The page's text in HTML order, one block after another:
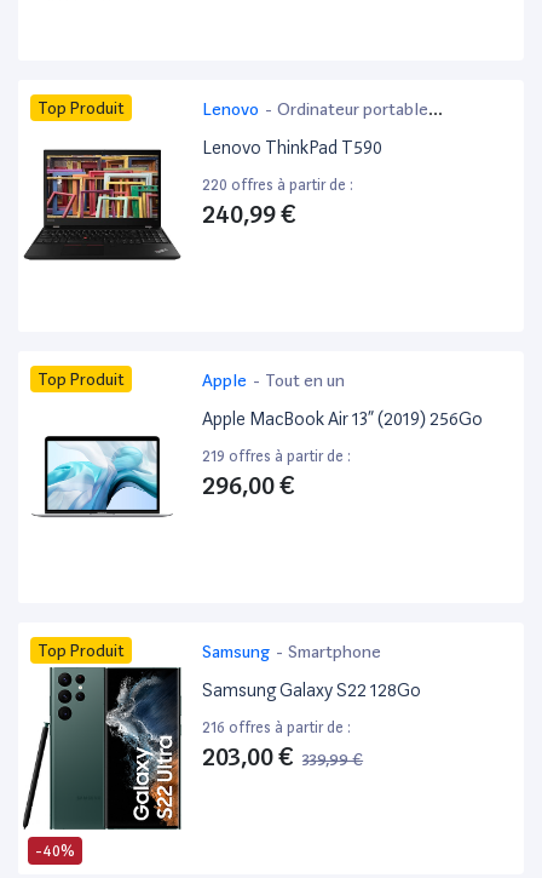
Top Produit Lenovo - Ordinateur portable
bureautique
Lenovo ThinkPad T590
220 offres à partir de :
240,99 €
Top Produit Apple - Tout en un
Apple MacBook Air 13” (2019) 256Go
219 offres à partir de :
296,00 €
-40%
Top Produit Samsung - Smartphone
Samsung Galaxy S22 128Go
216 offres à partir de :
203,00 € 339,99 €